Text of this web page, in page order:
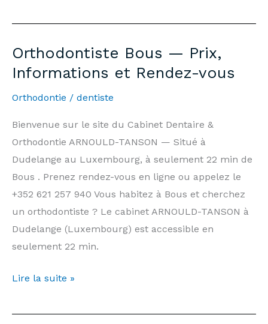
Bous
7
days/7,
Weekends
Public
Holidays
|
Arnould-
Tanson
Practice
Luxembourg
Orthodontiste Bous — Prix,
Informations et Rendez-vous
Orthodontie / dentiste
Bienvenue sur le site du Cabinet Dentaire &
Orthodontie ARNOULD-TANSON — Situé à
Dudelange au Luxembourg, à seulement 22 min de
Bous . Prenez rendez-vous en ligne ou appelez le
+352 621 257 940 Vous habitez à Bous et cherchez
un orthodontiste ? Le cabinet ARNOULD-TANSON à
Dudelange (Luxembourg) est accessible en
seulement 22 min.
Orthodontiste
—
Lire la suite »